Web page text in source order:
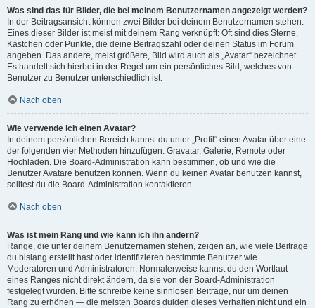
Was sind das für Bilder, die bei meinem Benutzernamen angezeigt werden?
In der Beitragsansicht können zwei Bilder bei deinem Benutzernamen stehen.
Eines dieser Bilder ist meist mit deinem Rang verknüpft: Oft sind dies Sterne,
Kästchen oder Punkte, die deine Beitragszahl oder deinen Status im Forum
angeben. Das andere, meist größere, Bild wird auch als „Avatar“ bezeichnet.
Es handelt sich hierbei in der Regel um ein persönliches Bild, welches von
Benutzer zu Benutzer unterschiedlich ist.
Nach oben
Wie verwende ich einen Avatar?
In deinem persönlichen Bereich kannst du unter „Profil“ einen Avatar über eine
der folgenden vier Methoden hinzufügen: Gravatar, Galerie, Remote oder
Hochladen. Die Board-Administration kann bestimmen, ob und wie die
Benutzer Avatare benutzen können. Wenn du keinen Avatar benutzen kannst,
solltest du die Board-Administration kontaktieren.
Nach oben
Was ist mein Rang und wie kann ich ihn ändern?
Ränge, die unter deinem Benutzernamen stehen, zeigen an, wie viele Beiträge
du bislang erstellt hast oder identifizieren bestimmte Benutzer wie
Moderatoren und Administratoren. Normalerweise kannst du den Wortlaut
eines Ranges nicht direkt ändern, da sie von der Board-Administration
festgelegt wurden. Bitte schreibe keine sinnlosen Beiträge, nur um deinen
Rang zu erhöhen — die meisten Boards dulden dieses Verhalten nicht und ein